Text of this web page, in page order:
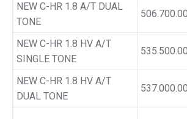
NEW C-HR 1.8 A/T DUAL
TONE
NEW C-HR 1.8 HV A/T
SINGLE TONE
NEW C-HR 1.8 HV A/T
DUAL TONE